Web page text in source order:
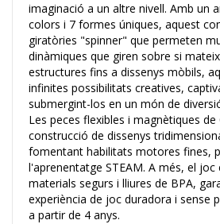
imaginació a un altre nivell. Amb un
colors i 7 formes úniques, aquest
giratòries "spinner" que permeten
dinàmiques que giren sobre si
estructures fins a dissenys mòbils,
infinites possibilitats creatives,
submergint-los en un món de
Les peces flexibles i magnètiques de
construcció de dissenys
fomentant habilitats motores fines,
l'aprenentatge STEAM. A més, el
materials segurs i lliures de BPA,
experiència de joc duradora i sense
a partir de 4 anys.